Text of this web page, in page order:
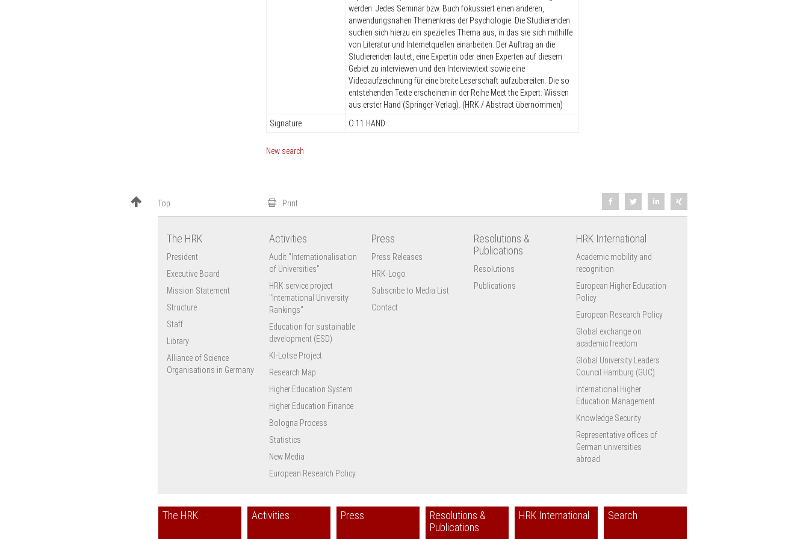
werden. Jedes Seminar bzw. Buch fokussiert einen anderen,
anwendungsnahen Themenkreis der Psychologie. Die Studierenden
suchen sich hierzu ein spezielles Thema aus, in das sie sich mithilfe
von Literatur und Internetquellen einarbeiten. Der Auftrag an die
Studierenden lautet, eine Expertin oder einen Experten auf diesem
Gebiet zu interviewen und den Interviewtext sowie eine
Videoaufzeichnung für eine breite Leserschaft aufzubereiten. Die so
entstehenden Texte erscheinen in der Reihe Meet the Expert: Wissen
aus erster Hand (Springer-Verlag). (HRK / Abstract übernommen)
Signature
O 11 HAND
New search
Top Print
The HRK
President
Executive Board
Mission Statement
Structure
Staff
Library
Alliance of Science
Organisations in Germany
Activities
Audit "Internationalisation
of Universities"
HRK service project
"International University
Rankings"
Education for sustainable
development (ESD)
KI-Lotse Project
Research Map
Higher Education System
Higher Education Finance
Bologna Process
Statistics
New Media
European Research Policy
Press
Press Releases
HRK-Logo
Subscribe to Media List
Contact
Resolutions &
Publications
Resolutions
Publications
HRK International
Academic mobility and
recognition
European Higher Education
Policy
European Research Policy
Global exchange on
academic freedom
Global University Leaders
Council Hamburg (GUC)
International Higher
Education Management
Knowledge Security
Representative offices of
German universities
abroad
The HRK Activities Press
Resolutions &
Publications
HRK International Search